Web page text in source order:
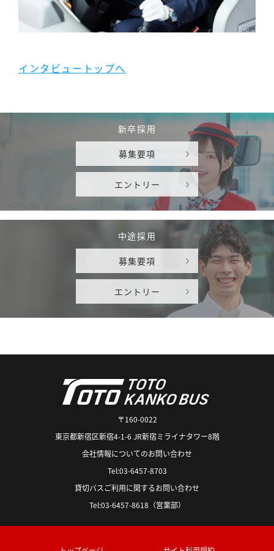
インタビュートップへ
新卒採用
募集要項
エントリー
中途採用
募集要項
エントリー
〒160-0022
東京都新宿区新宿4-1-6 JR新宿ミライナタワー8階
会社情報についてのお問い合わせ
Tel:03-6457-8703
貸切バスご利用に関するお問い合わせ
Tel:03-6457-8618（営業部）